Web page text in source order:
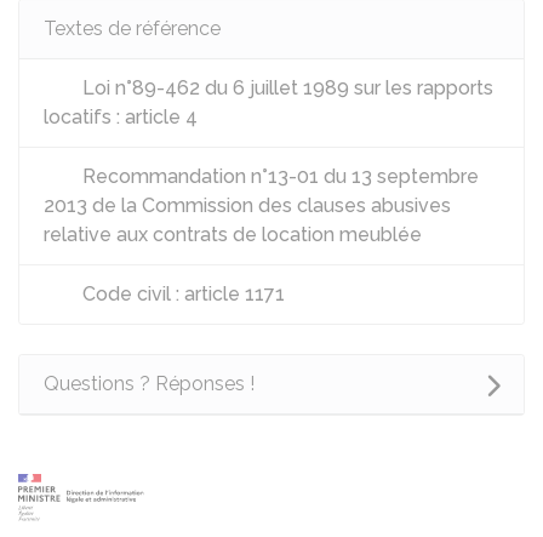
Textes de référence
Loi n°89-462 du 6 juillet 1989 sur les rapports
locatifs : article 4
Recommandation n°13-01 du 13 septembre
2013 de la Commission des clauses abusives
relative aux contrats de location meublée
Code civil : article 1171
Questions ? Réponses !